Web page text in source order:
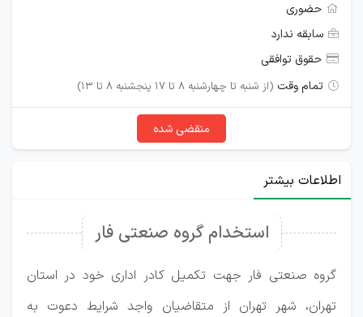
حضوری
سابقه ندارد
حقوق توافقی
تمام وقت (از شنبه تا چهارشنبه ۸ تا ۱۷ پنجشنبه ۸ تا ۱۳)
منقضی شده
اطلاعات بیشتر
استخدام گروه صنعتی فار
گروه صنعتی فار جهت تکمیل کادر اداری خود در استان
تهران، شهر تهران از متقاضیان واجد شرایط دعوت به